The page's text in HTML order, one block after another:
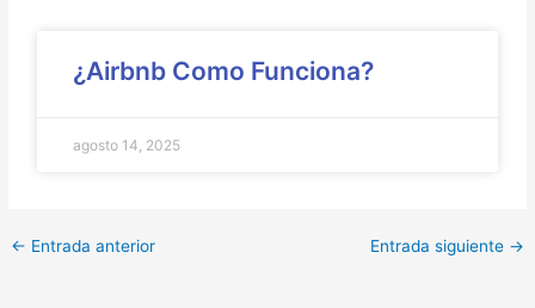
¿Airbnb Como Funciona?
agosto 14, 2025
← Entrada anterior Entrada siguiente →